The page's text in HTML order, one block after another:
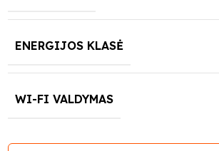
ENERGIJOS KLASĖ
WI-FI VALDYMAS